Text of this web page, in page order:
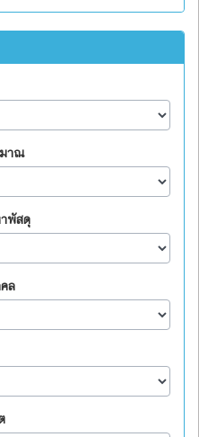
มาณ
พัสดุ
ล